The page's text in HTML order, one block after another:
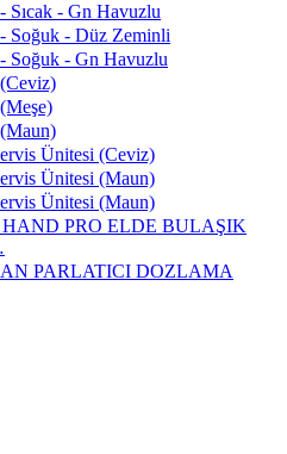
Sıcak - Gn Havuzlu
Soğuk - Düz Zeminli
Soğuk - Gn Havuzlu
Ünitesi (Ceviz)
Ünitesi (Maun)
Ünitesi (Maun)
HAND PRO ELDE BULAŞIK
PARLATICI DOZLAMA